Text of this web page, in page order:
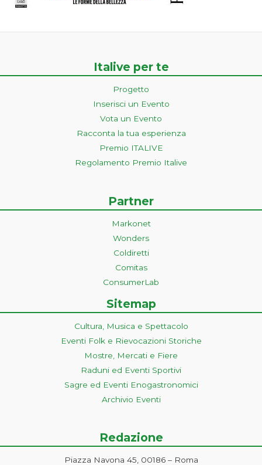
Italive per te
Progetto
Inserisci un Evento
Vota un Evento
Racconta la tua esperienza
Premio ITALIVE
Regolamento Premio Italive
Partner
Markonet
Wonders
Coldiretti
Comitas
ConsumerLab
Sitemap
Cultura, Musica e Spettacolo
Eventi Folk e Rievocazioni Storiche
Mostre, Mercati e Fiere
Raduni ed Eventi Sportivi
Sagre ed Eventi Enogastronomici
Archivio Eventi
Redazione
Piazza Navona 45, 00186 – Roma